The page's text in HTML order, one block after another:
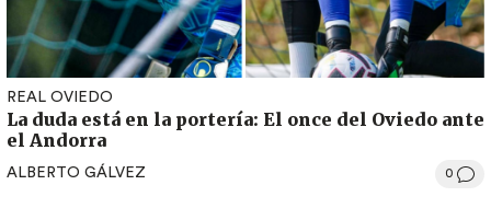
REAL OVIEDO
La duda está en la portería: El once del Oviedo ante
el Andorra
ALBERTO GÁLVEZ 0